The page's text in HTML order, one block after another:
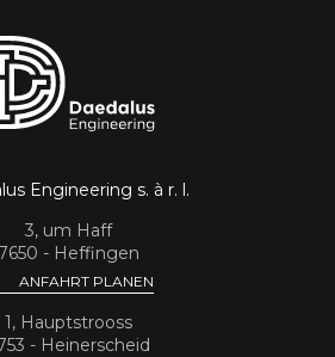
Engineering s. à r. l.
3, um Haff
7650 - Heffingen
ANFAHRT PLANEN
1, Hauptstrooss
- Heinerscheid